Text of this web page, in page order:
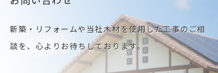
新築・リフォームや当社木材を使用した工事のご相
談を、 心よりお待ちしております。